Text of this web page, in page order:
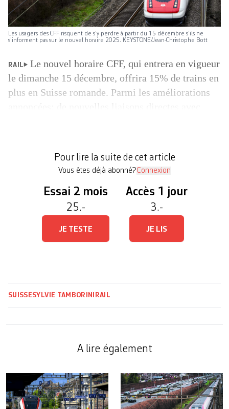
Les usagers des CFF risquent de s’y perdre à partir du 15 décembre s’ils ne
s’informent pas sur le nouvel horaire 2025. KEYSTONE/Jean-Christophe Bott
RAIL
Le nouvel horaire CFF, qui entrera en vigueur
le dimanche 15 décembre, offrira 15% de trains en
plus en Suisse romande. Parmi les améliorations
date des […]
Pour lire la suite de cet article
Vous êtes déjà abonné?Connexion
Essai 2 mois
25.-
JE TESTE
Accès 1 jour
3.-
JE LIS
SUISSESYLVIE TAMBORINI RAIL
A lire également